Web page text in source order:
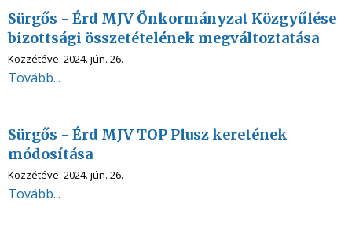
Sürgős - Érd MJV Önkormányzat Közgyűlése
bizottsági összetételének megváltoztatása
Közzétéve: 2024. jún. 26.
Tovább...
Sürgős - Érd MJV TOP Plusz keretének
módosítása
Közzétéve: 2024. jún. 26.
Tovább...